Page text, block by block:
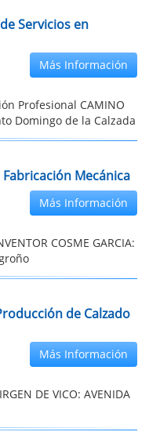
Servicios en
Más Información
Profesional CAMINO
Domingo de la Calzada
Mecánica
Más Información
COSME GARCIA:
de Calzado
Más Información
DE VICO: AVENIDA